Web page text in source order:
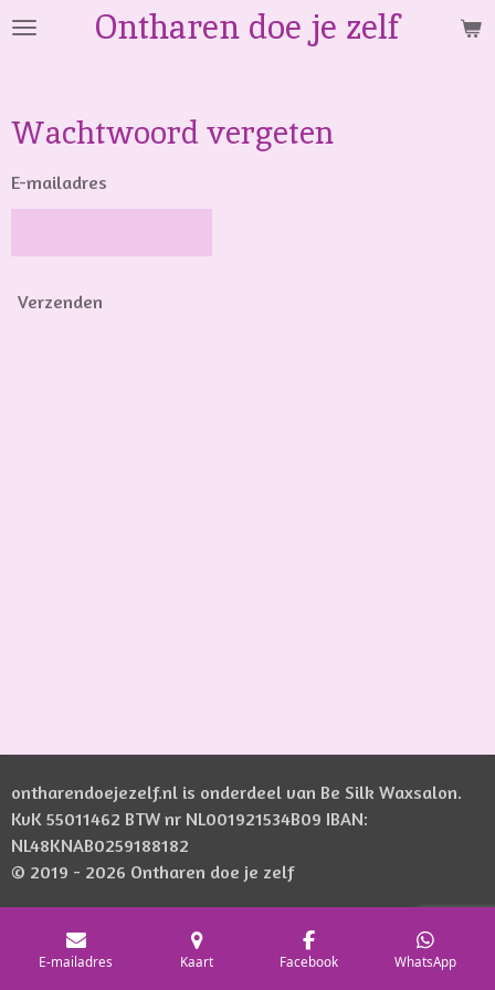
Ga
hoofdinhoud
Ontharen doe je zelf
Wachtwoord vergeten
E-mailadres
Verzenden
ontharendoejezelf.nl is onderdeel van Be Silk Waxsalon.
KvK 55011462 BTW nr NL001921534B09 IBAN:
NL48KNAB0259188182
© 2019 - 2026 Ontharen doe je zelf
E-mailadres Kaart Facebook WhatsApp